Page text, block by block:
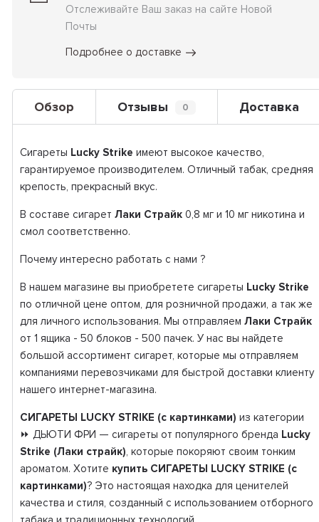
Отслеживайте Ваш заказ на сайте Новой
Почты
Подробнее о доставке
Обзор Отзывы 0 Доставка
Сигареты Lucky Strike имеют высокое качество,
гарантируемое производителем. Отличный табак, средняя
крепость, прекрасный вкус.
В составе сигарет Лаки Страйк0,8 мг и 10 мг никотина и
смол соответственно.
Почему интересно работать с нами ?
В нашем магазине вы приобретете сигареты Lucky Strike
по отличной цене оптом, для розничной продажи, а так же
для личного использования. Мы отправляем Лаки Страйк
от 1 ящика - 50 блоков - 500 пачек. У нас вы найдете
большой ассортимент сигарет, которые мы отправляем
компаниями перевозчиками для быстрой доставки клиенту
нашего интернет-магазина.
СИГАРЕТЫ LUCKY STRIKE (с картинками) из категории
⏩ ДЬЮТИ ФРИ — сигареты от популярного бренда Lucky
Strike (Лаки страйк), которые покоряют своим тонким
ароматом. Хотите купить СИГАРЕТЫ LUCKY STRIKE (с
картинками)? Это настоящая находка для ценителей
качества и стиля, созданный с использованием отборного